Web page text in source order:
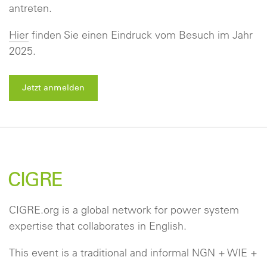
antreten.
Hier finden Sie einen Eindruck vom Besuch im Jahr
2025.
Jetzt anmelden
CIGRE
CIGRE.org is a global network for power system
expertise that collaborates in English.
This event is a traditional and informal NGN + WIE +